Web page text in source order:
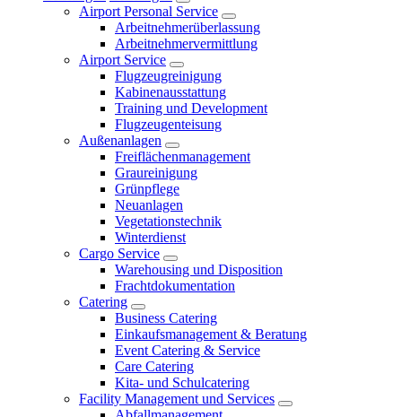
Airport Personal Service
Arbeitnehmerüberlassung
Arbeitnehmervermittlung
Airport Service
Flugzeugreinigung
Kabinenausstattung
Training und Development
Flugzeugenteisung
Außenanlagen
Freiflächenmanagement
Graureinigung
Grünpflege
Neuanlagen
Vegetationstechnik
Winterdienst
Cargo Service
Warehousing und Disposition
Frachtdokumentation
Catering
Business Catering
Einkaufsmanagement & Beratung
Event Catering & Service
Care Catering
Kita- und Schulcatering
Facility Management und Services